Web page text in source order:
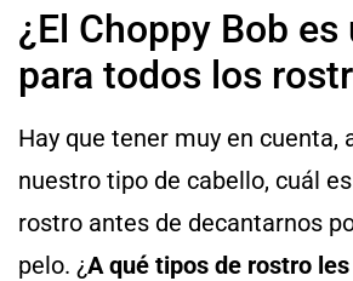
¿El Choppy Bob
para todos los
Hay que tener muy en cuenta,
nuestro tipo de cabello, cuál
rostro antes de decantarnos
pelo. ¿A qué tipos de rostro